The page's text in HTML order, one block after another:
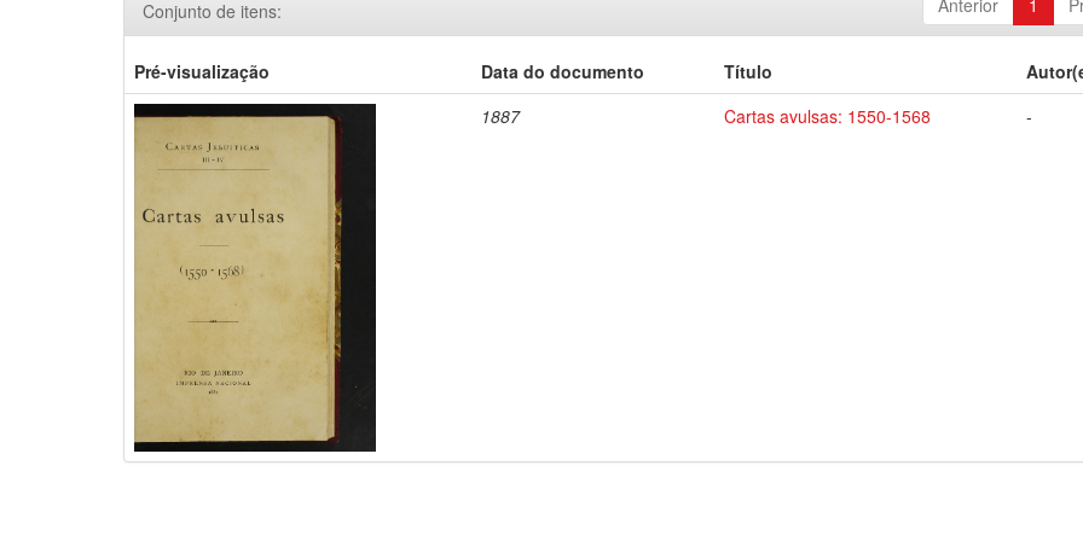
Anterior 1
Conjunto de itens:
Pré-visualização Data do documento Título
1887
Cartas avulsas: 1550-1568 -